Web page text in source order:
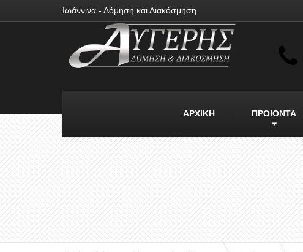
Ιωάννινα - Δόμηση και Διακόσμηση
ΑΡΧΙΚΗ ΠΡΟΙΟΝΤΑ